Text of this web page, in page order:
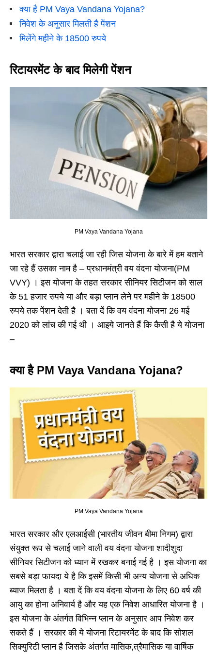
क्या है PM Vaya Vandana Yojana?
निवेश के अनुसार मिलती है पेंशन
मिलेंगे महीने के 18500 रुपये
रिटायरमेंट के बाद मिलेगी पेंशन
PM Vaya Vandana Yojana
भारत सरकार द्वारा चलाई जा रही जिस योजना के बारे में हम बताने
जा रहे हैं उसका नाम है – प्रधानमंत्री वय वंदना योजना(PM
VVY) । इस योजना के तहत सरकार सीनियर सिटीजन को साल
के 51 हजार रुपये या और बड़ा प्लान लेने पर महीने के 18500
रुपये तक पेंशन देती है । बता दें कि वय वंदना योजना 26 मई
2020 को लांच की गई थी । आइये जानते हैं कि कैसी है ये योजना
–
क्या है PM Vaya Vandana Yojana?
PM Vaya Vandana Yojana
भारत सरकार और एलआईसी (भारतीय जीवन बीमा निगम) द्वारा
संयुक्त रूप से चलाई जाने वाली वय वंदना योजना शादीशुदा
सीनियर सिटीजन को ध्यान में रखकर बनाई गई है । इस योजना का
सबसे बड़ा फायदा ये है कि इसमें किसी भी अन्य योजना से अधिक
ब्याज मिलता है । बता दें कि वय वंदना योजना के लिए 60 वर्ष की
आयु का होना अनिवार्य है और यह एक निवेश आधारित योजना है ।
इस योजना के अंतर्गत विभिन्न प्लान के अनुसार आप निवेश कर
सकते हैं । सरकार की ये योजना रिटायरमेंट के बाद कि सोशल
सिक्युरिटी प्लान है जिसके अंतर्गत मासिक,त्रैमासिक या वार्षिक